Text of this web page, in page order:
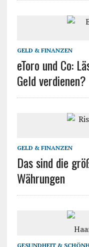
GELD & FINANZEN
eToro und Co:
Geld verdienen?
GELD & FINANZEN
Das sind die
Währungen
GESUNDHEIT &